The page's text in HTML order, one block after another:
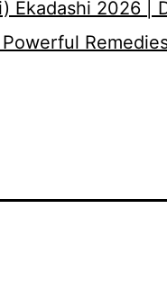
Ekadashi 2026 |
Powerful